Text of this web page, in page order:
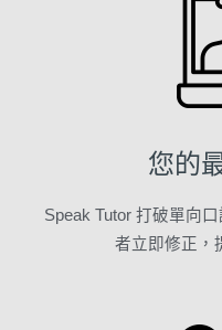
您的
Speak Tutor 打破單向
者立即修正，